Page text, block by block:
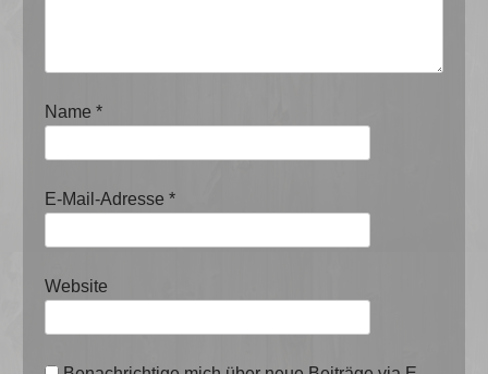
Name*
E-Mail-Adresse*
Website